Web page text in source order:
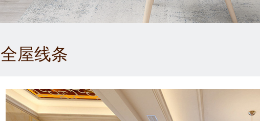
1 2 3
全屋线条